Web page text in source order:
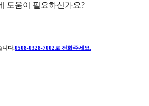
도움이 필요하신가요?
니다.0508-0328-7002 로 전화주세요.